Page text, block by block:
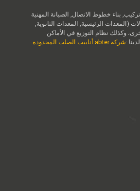
بناء خطوط الاتصال, الصيانة المهنية
(المعدات الرئيسية, المعدات الثانوية,
وكذلك نظام التوزيع في الأماكن
:شركة abter أنابيب الصلب المحدودة